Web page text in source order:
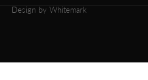
Design by Whitemark